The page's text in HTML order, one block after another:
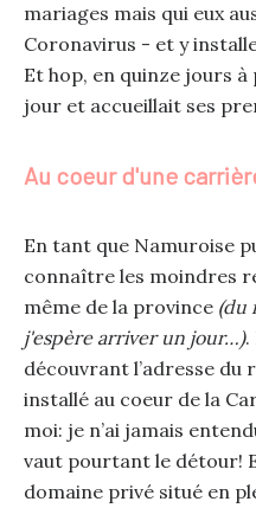
mariages mais qui eux
Coronavirus - et y
Et hop, en quinze jours
jour et accueillait ses
Au coeur d'une
En tant que Namuroise
connaître les moindres
même de la province (du
j'espère arriver un jour…).
découvrant l’adresse
installé au coeur de la
moi: je n’ai jamais
vaut pourtant le détour!
domaine privé situé en